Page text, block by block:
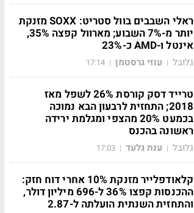
ראלי השבבים בוול סטריט: SOXX מזנקת
יותר מ-7% השבוע; מארוול קפצה 35%,
אינטל ו-AMD כ-23%
גלובל | עוזי גרסטמן |
17:14
טרייד דסק קורסת 26% לשפל מאז
2018; התחזית לרבעון הבא נמוכה
בכמעט 20% מהצפי ומגלמת ירידה
ראשונה בהכנס
גלובל | ענת גלעד |
17:03
קלאודפלייר מזנקת 10% אחרי דוח חזק:
ההכנסות קפצו 36% ל-696 מיליון דולר,
והתחזית השנתית הועלתה ל-2.87